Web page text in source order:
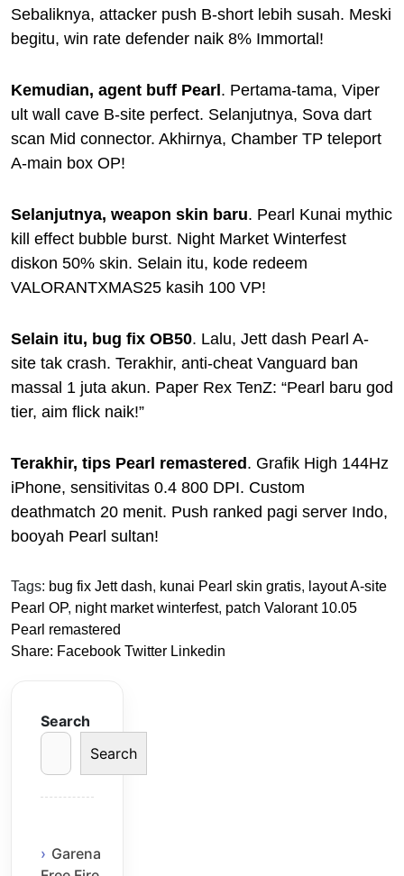
Sebaliknya, attacker push B-short lebih susah. Meski
begitu, win rate defender naik 8% Immortal!
Kemudian, agent buff Pearl. Pertama-tama, Viper
ult wall cave B-site perfect. Selanjutnya, Sova dart
scan Mid connector. Akhirnya, Chamber TP teleport
A-main box OP!
Selanjutnya, weapon skin baru. Pearl Kunai mythic
kill effect bubble burst. Night Market Winterfest
diskon 50% skin. Selain itu, kode redeem
VALORANTXMAS25 kasih 100 VP!
Selain itu, bug fix OB50. Lalu, Jett dash Pearl A-
site tak crash. Terakhir, anti-cheat Vanguard ban
massal 1 juta akun. Paper Rex TenZ: “Pearl baru god
tier, aim flick naik!”
Terakhir, tips Pearl remastered. Grafik High 144Hz
iPhone, sensitivitas 0.4 800 DPI. Custom
deathmatch 20 menit. Push ranked pagi server Indo,
booyah Pearl sultan!
Tags: bug fix Jett dash, kunai Pearl skin gratis, layout A-site
Pearl OP, night market winterfest, patch Valorant 10.05
Pearl remastered
Share: Facebook Twitter Linkedin
Search
Search
Garena